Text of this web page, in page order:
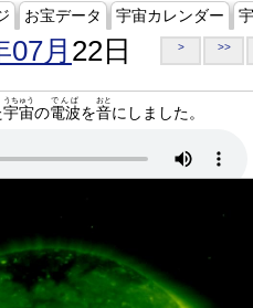
お宝データ 宇宙カレンダー
07月 22日 > >>
宇宙
うちゅう
の電波
でんぱ
を音
おと
にしました。